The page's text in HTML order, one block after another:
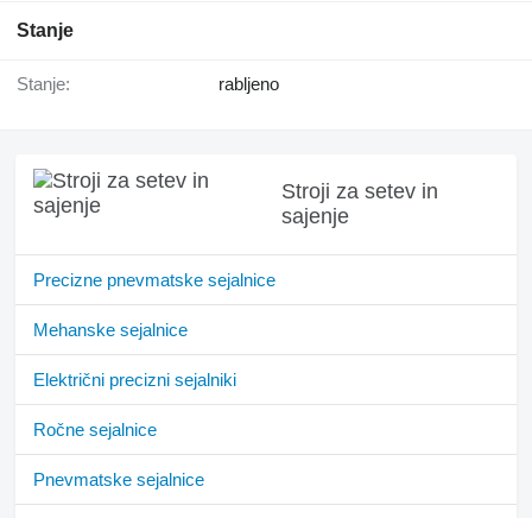
Stanje
Stanje: rabljeno
Stroji za setev in
sajenje
Precizne pnevmatske sejalnice
Mehanske sejalnice
Električni precizni sejalniki
Ročne sejalnice
Pnevmatske sejalnice